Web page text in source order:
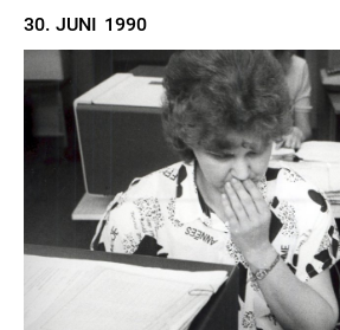
30. JUNI 1990